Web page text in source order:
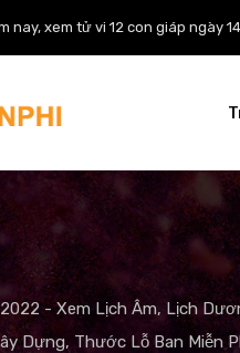
nay, xem tử vi 12 con giáp ngày
- Xem Lịch Âm, Lịch
Dựng, Thước Lỗ Ban Miễn